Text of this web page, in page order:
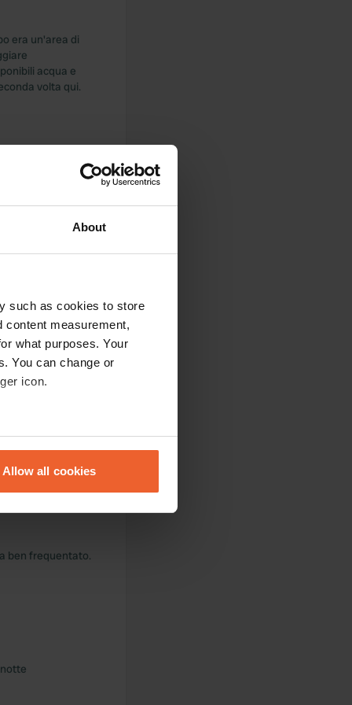
About
such as cookies to store
content measurement,
what purposes. Your
You can change or
icon.
meters
our traffic. We also share
may combine it with
Allow all cookies
era un'area di
acqua e
volta qui.
tanto
ben frequentato.